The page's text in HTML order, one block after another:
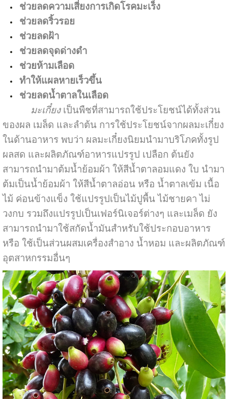
ช่วยลดความเสี่ยงการเกิดโรคมะเร็ง
ช่วยลดริ้วรอย
ช่วยลดฝ้า
ช่วยลดจุดด่างดำ
ช่วยห้ามเลือด
ทำให้แผลหายเร็วขึ้น
ช่วยลดน้ำตาลในเลือด
มะเกี๋ยงเป็นพืชที่สามารถใช้ประโยชน์ได้ทั้งส่วน
ของผล เมล็ด และลำต้น การใช้ประโยชน์จากผลมะเกี๋ยง
ในด้านอาหาร พบว่า ผลมะเกี๋ยงนิยมนำมาบริโภคทั้งรูป
ผลสด และผลิตภัณฑ์อาหารแปรรูป เปลือก ต้นยัง
สามารถนำมาต้มน้ำย้อมผ้า ให้สีน้ำตาลอมแดง ใบ นำมา
ต้มเป็นน้ำย้อมผ้า ให้สีน้ำตาลอ่อน หรือ น้ำตาลเข้ม เนื้อ
ไม้ ค่อนข้างแข็ง ใช้แปรรูปเป็นไม้ปูพื้น ไม้ชายคา ไม่
วงกบ รวมถึงแปรรูปเป็นเฟอร์นิเจอร์ต่างๆ และเมล็ด ยัง
สามารถนำมาใช้สกัดน้ำมันสำหรับใช้ประกอบอาหาร
หรือ ใช้เป็นส่วนผสมเครื่องสำอาง น้ำหอม และผลิตภัณฑ์
อุตสาหกรรมอื่นๆ